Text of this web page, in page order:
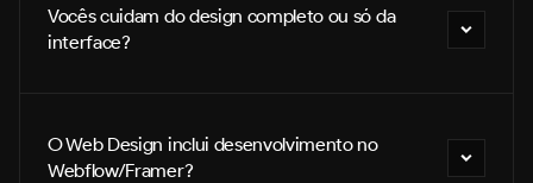
Vocês cuidam do design completo ou só da
interface?
O Web Design inclui desenvolvimento no
Webflow/Framer?